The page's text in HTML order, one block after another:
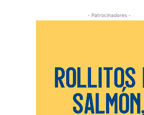
- Patrocinadores -